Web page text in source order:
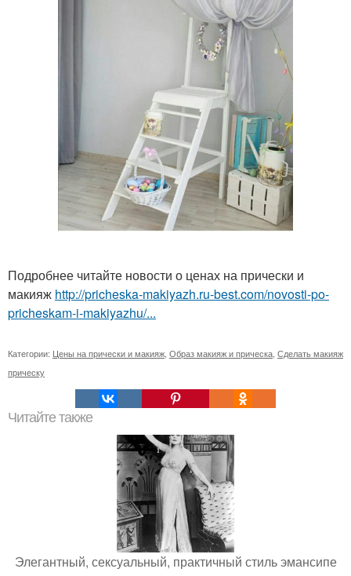
Подробнее читайте новости о ценах на прически и
макияж http://pricheska-makiyazh.ru-best.com/novosti-po-
pricheskam-i-makiyazhu/...
Категории: Цены на прически и макияж Образ макияж и прическа Сделать макияж
прическу
Читайте также
Элегантный, сексуальный, практичный стиль эмансипе